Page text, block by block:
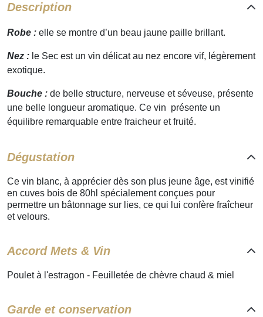
Description
Robe : elle se montre d’un beau jaune paille brillant.
Nez : le Sec est un vin délicat au nez encore vif, légèrement
exotique.
Bouche : de belle structure, nerveuse et séveuse, présente
une belle longueur aromatique. Ce vin présente un
équilibre remarquable entre fraicheur et fruité.
Dégustation
Ce vin blanc, à apprécier dès son plus jeune âge, est vinifié
en cuves bois de 80hl spécialement conçues pour
permettre un bâtonnage sur lies, ce qui lui confère fraîcheur
et velours.
Accord Mets & Vin
Poulet à l'estragon - Feuilletée de chèvre chaud & miel
Garde et conservation